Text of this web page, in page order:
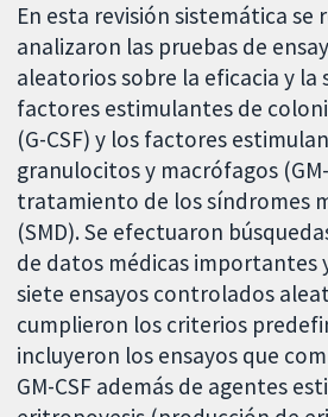
En esta revisión sistemática se
analizaron las pruebas de
aleatorios sobre la eficacia y la
factores estimulantes de
(G-CSF) y los factores
granulocitos y macrófagos
tratamiento de los síndromes
(SMD). Se efectuaron
de datos médicas importantes
siete ensayos controlados
cumplieron los criterios
incluyeron los ensayos que
GM-CSF además de agentes